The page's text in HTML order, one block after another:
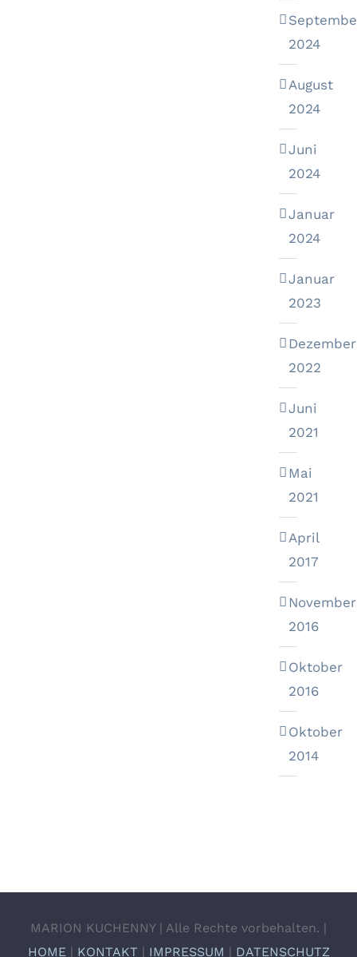
2024
August
2024
Juni
2024
Januar
2024
Januar
2023
Dezember
2022
Juni
2021
Mai
2021
April
2017
November
2016
Oktober
2016
Oktober
2014
MARION KUCHENNY | Alle Rechte vorbehalten. |
HOME| KONTAKT IMPRESSUM DATENSCHUTZ